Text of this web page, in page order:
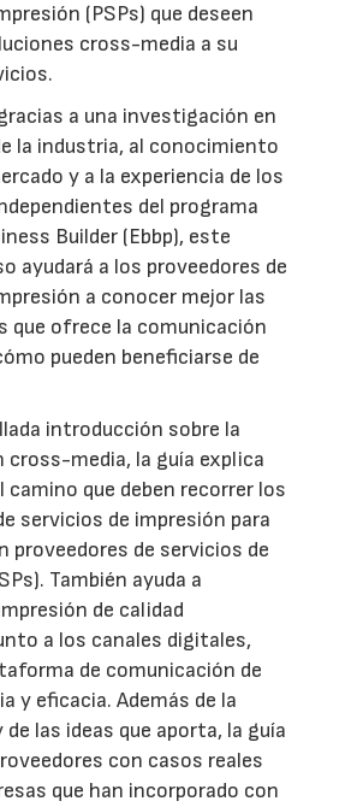
(PSPs) que deseen
cross-media a su
a una investigación en
la industria, al conocimiento
y a la experiencia de los
del programa
Builder (Ebbp), este
ayudará a los proveedores de
a conocer mejor las
que ofrece la comunicación
pueden beneficiarse de
introducción sobre la
cross-media, la guía explica
camino que deben recorrer los
servicios de impresión para
proveedores de servicios de
También ayuda a
de calidad
a los canales digitales,
de comunicación de
y eficacia. Además de la
las ideas que aporta, la guía
con casos reales
que han incorporado con